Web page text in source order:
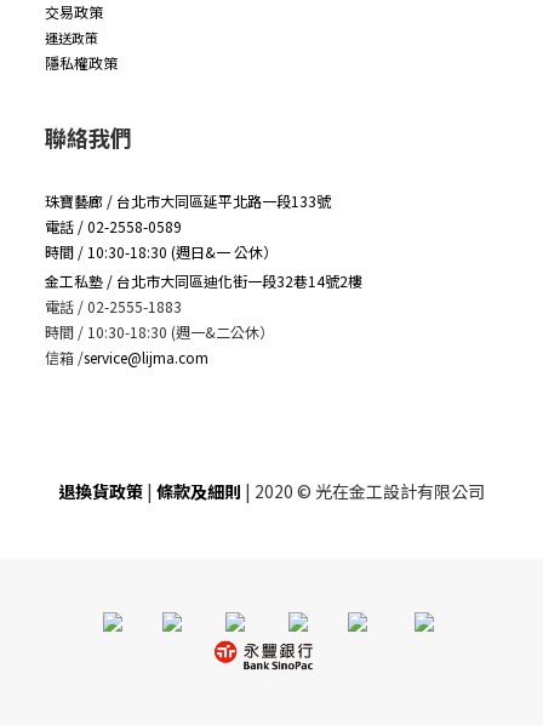
交易政策
運送政策
隱私權政策
聯絡我們
珠寶藝廊 / 台北市大同區延平北路一段133號
電話 / 02-2558-0589
時間 / 10:30-18:30 (週日&一 公休）
金工私塾 / 台北市大同區迪化街一段32巷14號2樓
電話 / 02-2555-1883
時間 / 10:30-18:30 (週一&二公休）
信箱 /service@lijma.com
退換貨政策 | 條款及細則 | 2020 © 光在金工設計有限公司